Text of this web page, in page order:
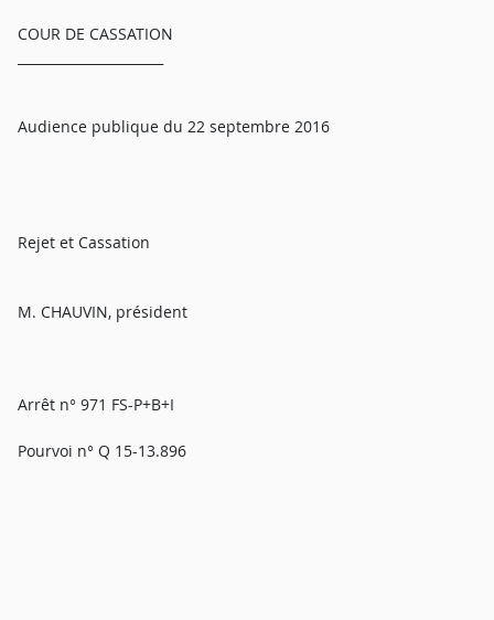
COUR DE CASSATION
Audience publique du 22 septembre 2016
Rejet et Cassation
M. CHAUVIN, président
Arrêt n° 971 FS-P+B+I
Pourvoi n° Q 15-13.896